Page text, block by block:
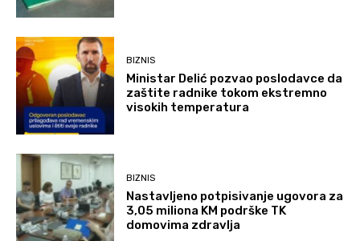
BIZNIS
Ministar Delić pozvao poslodavce da
zaštite radnike tokom ekstremno
visokih temperatura
BIZNIS
Nastavljeno potpisivanje ugovora za
3,05 miliona KM podrške TK
domovima zdravlja